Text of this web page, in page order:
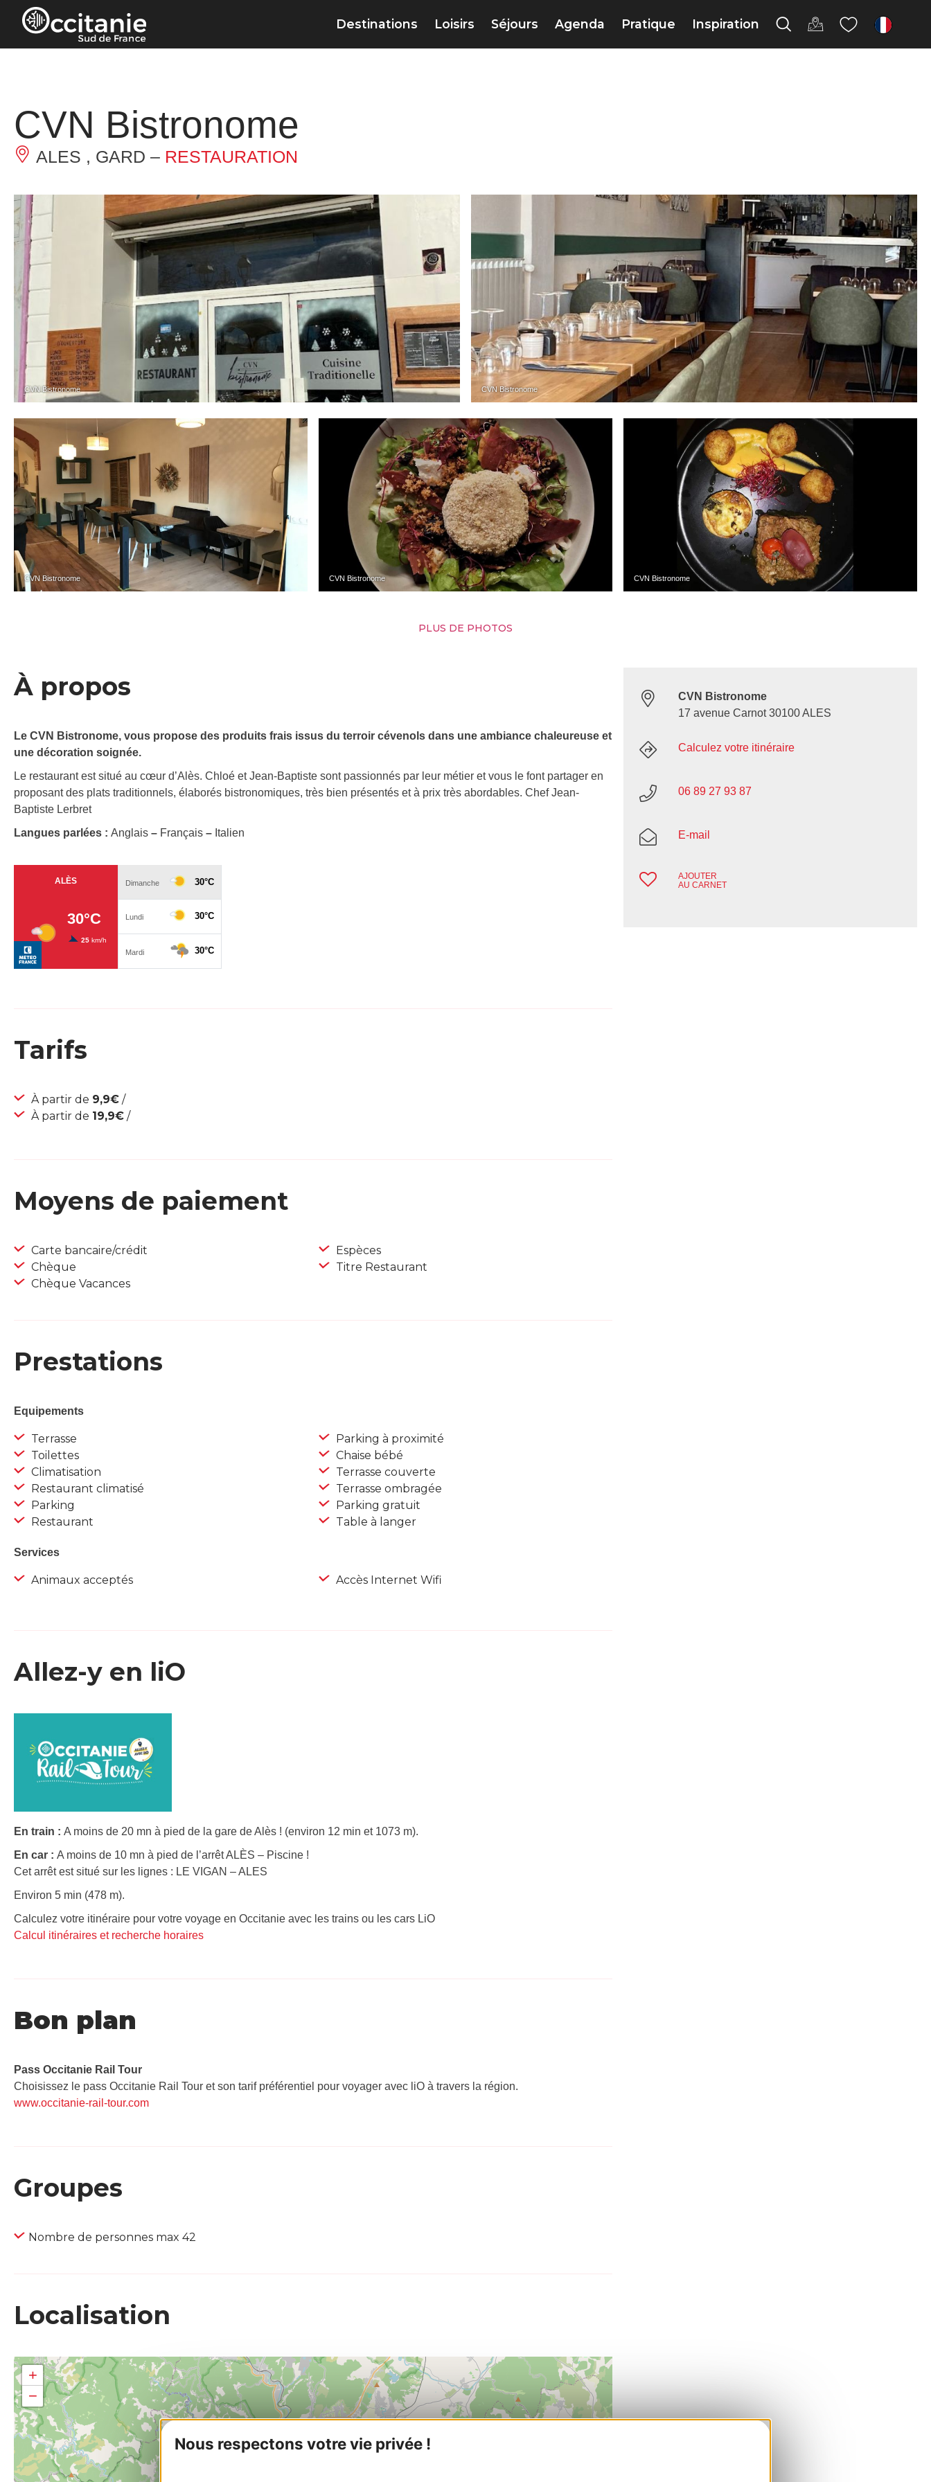
Panneau de gestion des cookies
Nous respectons votre vie privée !
Destinations Loisirs Séjours Agenda Pratique Inspiration fr
CVN Bistronome
ALES , GARD – RESTAURATION
CVN Bistronome CVN Bistronome
CVN Bistronome CVN Bistronome CVN Bistronome
PLUS DE PHOTOS
À propos
Le CVN Bistronome, vous propose des produits frais issus du terroir cévenols dans une ambiance chaleureuse et
une décoration soignée.
Le restaurant est situé au cœur d’Alès. Chloé et Jean-Baptiste sont passionnés par leur métier et vous le font partager en
proposant des plats traditionnels, élaborés bistronomiques, très bien présentés et à prix très abordables. Chef Jean-
Baptiste Lerbret
Langues parlées : Anglais – Français – Italien
Tarifs
À partir de 9,9€ /
À partir de 19,9€ /
Moyens de paiement
Carte bancaire/crédit
Chèque
Chèque Vacances
Espèces
Titre Restaurant
Prestations
Equipements
Terrasse
Toilettes
Climatisation
Restaurant climatisé
Parking
Restaurant
Parking à proximité
Chaise bébé
Terrasse couverte
Terrasse ombragée
Parking gratuit
Table à langer
Services
Animaux acceptés Accès Internet Wifi
Allez-y en liO
En train : A moins de 20 mn à pied de la gare de Alès ! (environ 12 min et 1073 m).
En car : A moins de 10 mn à pied de l’arrêt ALÈS – Piscine !
Cet arrêt est situé sur les lignes : LE VIGAN – ALES
Environ 5 min (478 m).
Calculez votre itinéraire pour votre voyage en Occitanie avec les trains ou les cars LiO
Calcul itinéraires et recherche horaires
Bon plan
Pass Occitanie Rail Tour​
Choisissez le pass Occitanie Rail Tour et son tarif préférentiel pour voyager avec liO à travers la région.
www.occitanie-rail-tour.com
Groupes
Nombre de personnes max 42
Localisation
+
−
CVN Bistronome
17 avenue Carnot 30100 ALES
Calculez votre itinéraire
06 89 27 93 87
E-mail
AJOUTER
AU CARNET